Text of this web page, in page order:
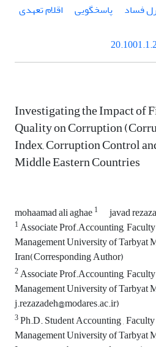
فساد پاسخگویی
اقلام تعهدی
Investigating the Impact of
Quality on Corruption
Index, Corruption Control
Middle Eastern Countries
mohaamad ali aghae1 javad
1Associate Prof.Accounting,
Management University of Tarbyat
Iran(Corresponding Author)
2Associate Prof.Accounting,
Management University of Tarbyat
j.rezazadeh@modares.ac.ir)
3Ph.D. Student Accounting ,
Management University of Tarbyat